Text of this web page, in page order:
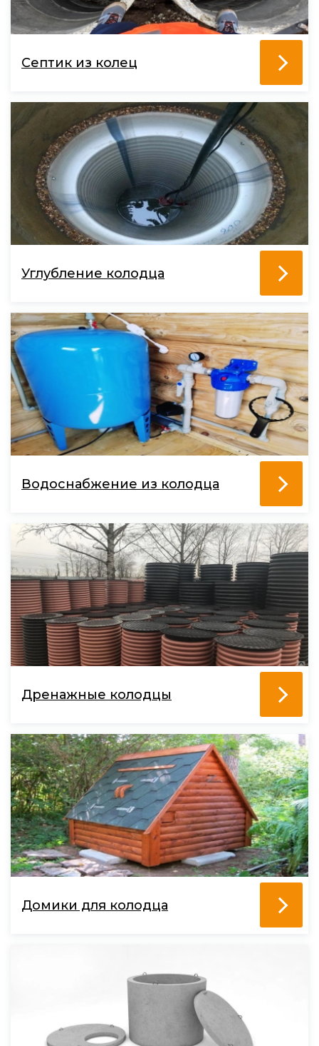
Септик из колец
Углубление колодца
Водоснабжение из колодца
Дренажные колодцы
Домики для колодца